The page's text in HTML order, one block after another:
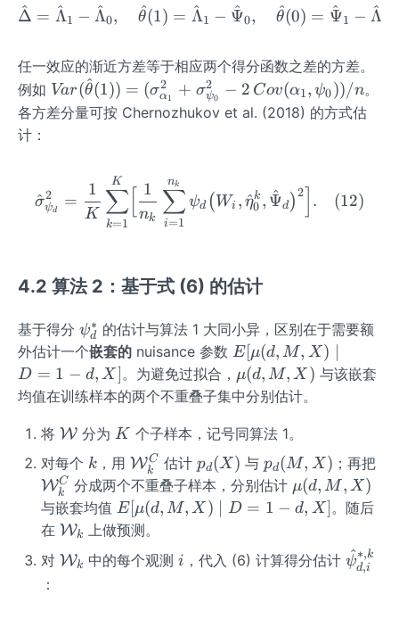
^2]
M
a_d-
mbd
a_d)
\to
N
_
Δ
^ = Λ
^1 − Λ
^ 0, θ
^(1) = Λ
^1 − Ψ
^0, θ
^(0) = Ψ
^ 1 − Λ
^
任一效应的渐近方差等于相应两个得分函数之差的方差。
例如 Var
(\h
=
(\si
{\al
pha
+\s
igm
a^2
_
si_
0}-2
\,C
ov
(\al
pha
_
Var(θ
^(1)) = (σα1
2 + σψ0
2 − 2 Cov(α1, ψ0))/n。
各方差分量可按 Chernozhukov et al. (2018) 的方式估
计：
\hat\sigma^2_{\psi_d}
σ
^ψd
2 =
K
1
k=1
∑
K
nk
1
i=1
∑
nk
ψd ( Wi , η
^0
k , Ψ
^d )2 . (12)
4.2 算法 2：基于式 (6) 的估计
基于得分 \p
si
_d
^*
ψd
∗ 的估计与算法 1 大同小异，区别在于需要额
外估计一个嵌套的 nuisance 参数 E
[\m
u
M,
X)
\mi
d D
=1-
X]
E[μ(d, M, X ) ∣
D = 1 − d, X ] 。为避免过拟合， \m
u
M,
X)
μ(d, M, X ) 与该嵌套
均值在训练样本的两个不重叠子集中分别估计。
将 \ma
thca
l
{W}
W 分为K
K 个子样本，记号同算法 1。
对每个 k
k ，用\ma
thca
l
{W}
C
Wk
C 估计 p_
d
(X)
pd(X ) 与p_
d
(M,
pd(M, X ) ；再把
Wk
C 分成两个不重叠子样本，分别估计 \m
u
X)
μ(d, M , X )
与嵌套均值 E
[\m
(d,
E[μ(d, M, X ) D = 1 − d, X]。随后
在 \ma
thca
l
Wk 上做预测。
对 \ma
Wk 中的每个观测i
i ，代入 (6) 计算得分估计\h
ψ
^
d,i
∗,k
：